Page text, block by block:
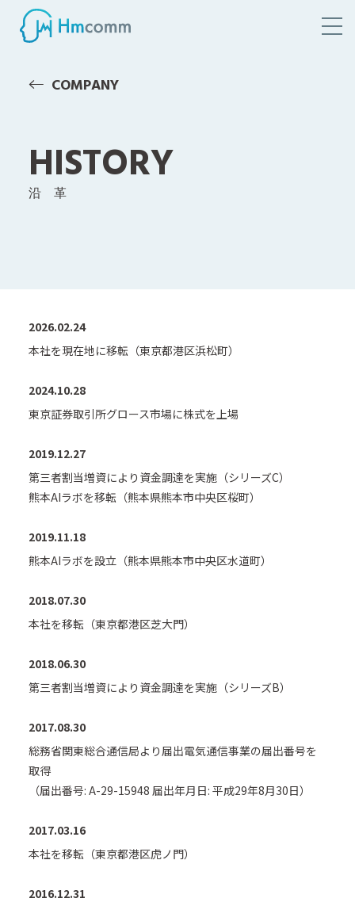
COMPANY
HISTORY
沿 革
2026.02.24
本社を現在地に移転（東京都港区浜松町）
2024.10.28
東京証券取引所グロース市場に株式を上場
2019.12.27
第三者割当増資により資金調達を実施（シリーズC）
熊本AIラボを移転（熊本県熊本市中央区桜町）
2019.11.18
熊本AIラボを設立（熊本県熊本市中央区水道町）
2018.07.30
本社を移転（東京都港区芝大門）
2018.06.30
第三者割当増資により資金調達を実施（シリーズB）
2017.08.30
総務省関東総合通信局より届出電気通信事業の届出番号を
取得
（届出番号: A-29-15948 届出年月日: 平成29年8月30日）
2017.03.16
本社を移転（東京都港区虎ノ門）
2016.12.31